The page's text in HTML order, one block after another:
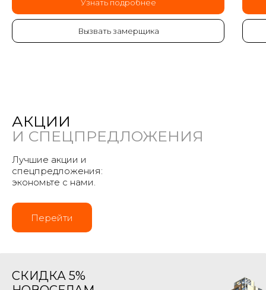
Узнать подробнее
Вызвать замерщика
АКЦИИ
И СПЕЦПРЕДЛОЖЕНИЯ
Лучшие акции и
спецпредложения:
экономьте с нами.
Перейти
СКИДКА 5%